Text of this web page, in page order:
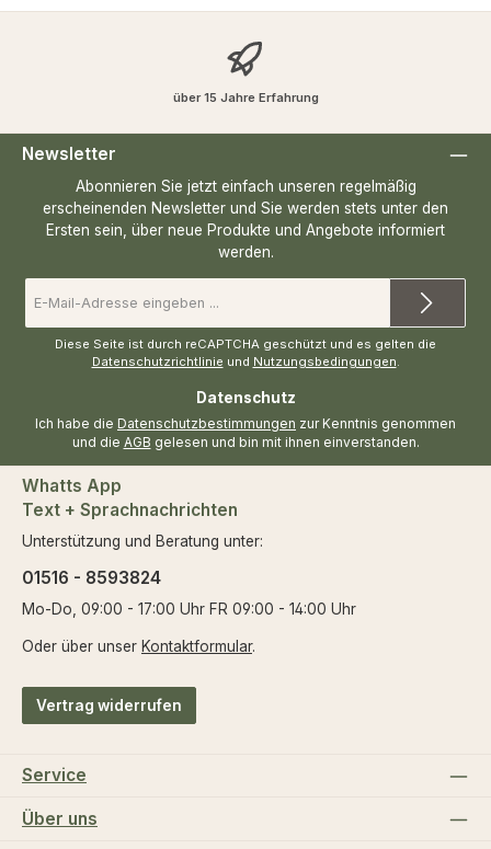
über 15 Jahre Erfahrung
Newsletter
Abonnieren Sie jetzt einfach unseren regelmäßig
erscheinenden Newsletter und Sie werden stets unter den
Ersten sein, über neue Produkte und Angebote informiert
werden.
Mail-
Adresse
Diese Seite ist durch reCAPTCHA geschützt und es gelten die
Datenschutzrichtlinie und Nutzungsbedingungen
Datenschutz
Ich habe die Datenschutzbestimmungen zur Kenntnis genommen
und die AGB gelesen und bin mit ihnen einverstanden.
Whatts App
Text + Sprachnachrichten
Unterstützung und Beratung unter:
01516 - 8593824
Mo-Do, 09:00 - 17:00 Uhr FR 09:00 - 14:00 Uhr
Oder über unser Kontaktformular.
Vertrag widerrufen
Service
Über uns